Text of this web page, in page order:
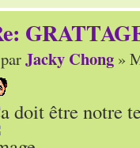
parJacky Chong »
doit être notre